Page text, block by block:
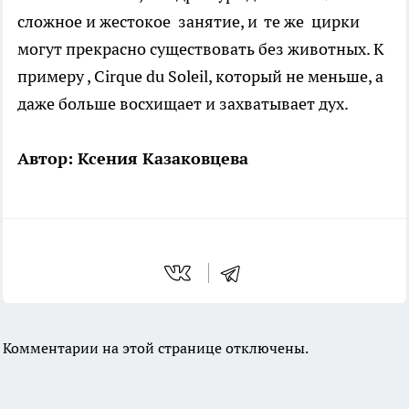
сложное и жестокое занятие, и те же цирки
могут прекрасно существовать без животных. К
примеру , Cirque du Soleil, который не меньше, а
даже больше восхищает и захватывает дух.
Автор: Ксения Казаковцева
Комментарии на этой странице отключены.